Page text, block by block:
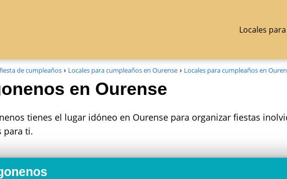
Locales
de cumpleaños Locales para cumpleaños en Ourense Locales para cumpleaños en
en Ourense
tienes el lugar idóneo en Ourense para organizar fiestas
para ti.